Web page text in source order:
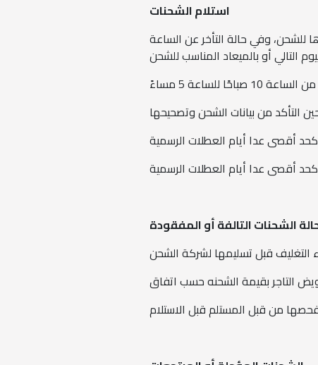
استلام الشحنات
1:30ظهرًا لنقوم باستلامها وتجهيزها للشحن، وفي حالة التأخر عن الساعة
الشحنات التالفة أو المفقودة
التاجر بقيمة الشحنه حسب اتفاق